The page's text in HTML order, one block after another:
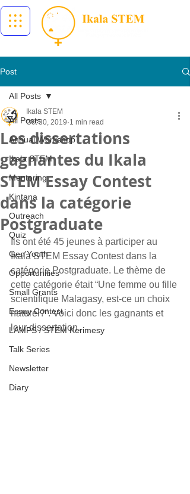
Post
All Posts
Annual Workshop
Ikala STEM
Mentoring
Kintana
Outreach
Quiz
Gen'Youth
Opportunities
Small Grants
Essay Contest
LAMPS / STEM Kerimesy
Talk Series
Newsletter
Diary
All Posts
Les dissertations
gagnantes du Ikala
STEM Essay Contest
dans la catégorie
Postgraduate
Ikala STEM
Oct 30, 2019 1 min read
Ils ont été 45 jeunes à participer au
Ikala STEM Essay Contest dans la
catégorie Postgraduate. Le thème de
cette catégorie était “Une femme ou fille
scientifique Malagasy, est-ce un choix
naturel?”. Voici donc les gagnants et
leur dissertation.